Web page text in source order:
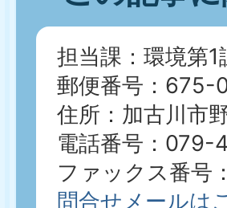
担当課：環境第
郵便番号：675-
住所：加古川市
電話番号：079-
ファックス番
問合せメールは